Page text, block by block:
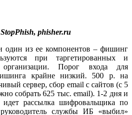
phisher.ru
один из ее компонентов – фишинг
при таргетированных и
Порог входа для
крайне низкий. 500 р. на
сервер, сбор email с сайтов (с 5
собрать 625 тыс. email). 1-2 дня и
рассылка шифровальщика по
службы ИБ «выбил»